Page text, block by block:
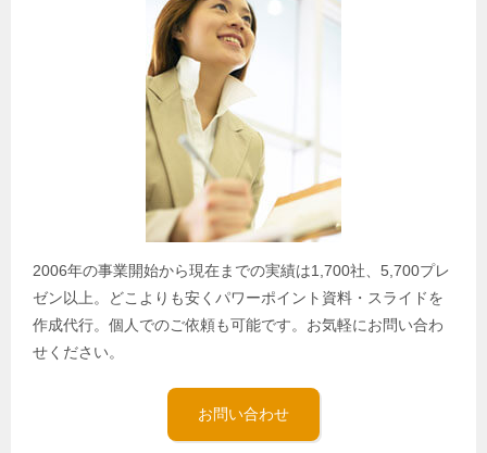
2006年の事業開始から現在までの実績は1,700社、5,700プレ
ゼン以上。どこよりも安くパワーポイント資料・スライドを
作成代行。個人でのご依頼も可能です。お気軽にお問い合わ
せください。
お問い合わせ